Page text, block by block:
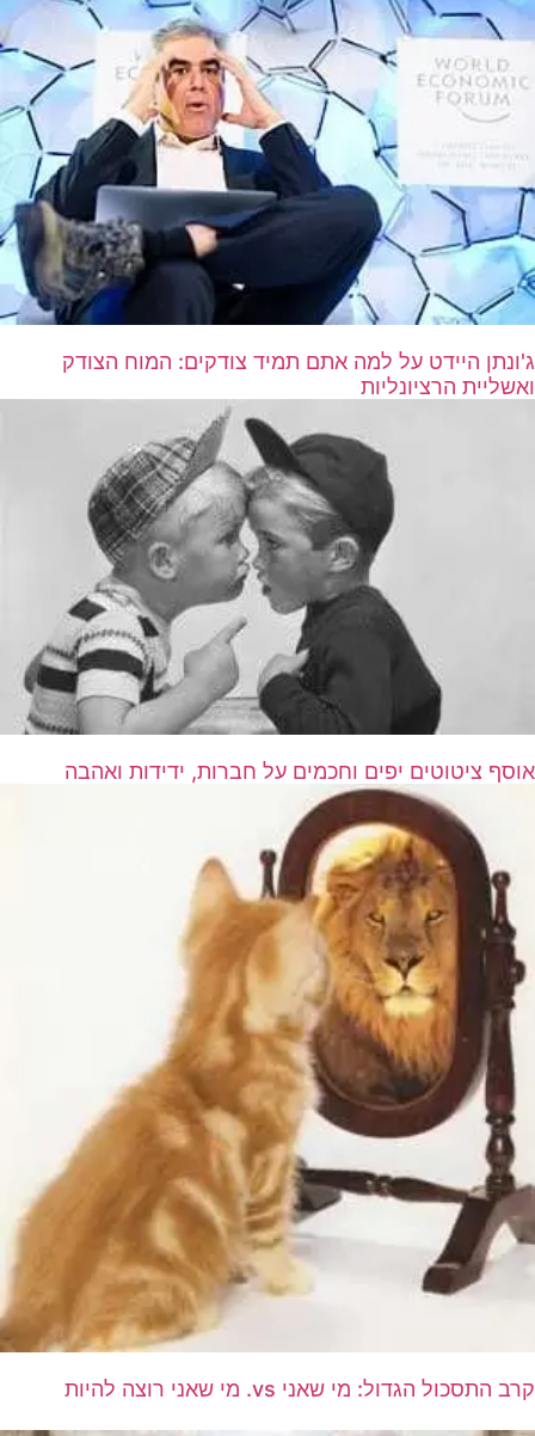
ג'ונתן היידט על למה אתם תמיד צודקים: המוח הצודק
ואשליית הרציונליות
אוסף ציטוטים יפים וחכמים על חברות, ידידות ואהבה
קרב התסכול הגדול: מי שאני vs. מי שאני רוצה להיות